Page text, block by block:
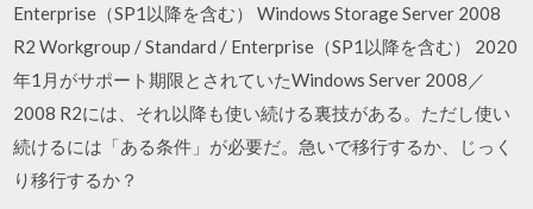
Enterprise（SP1以降を含む） Windows Storage Server 2008
R2 Workgroup / Standard / Enterprise（SP1以降を含む） 2020
年1月がサポート期限とされていたWindows Server 2008／
2008 R2には、それ以降も使い続ける裏技がある。ただし使い
続けるには「ある条件」が必要だ。急いで移行するか、じっく
り移行するか？